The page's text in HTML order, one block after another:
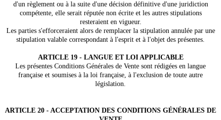
d'un règlement ou à la suite d'une décision définitive d'une juridiction
compétente, elle serait réputée non écrite et les autres stipulations
resteraient en vigueur.
Les parties s'efforceraient alors de remplacer la stipulation annulée par une
stipulation valable correspondant à l'esprit et à l'objet des présentes.
ARTICLE 19 - LANGUE ET LOI APPLICABLE
Les présentes Conditions Générales de Vente sont rédigées en langue
française et soumises à la loi française, à l'exclusion de toute autre
législation.
ARTICLE 20 - ACCEPTATION DES CONDITIONS GÉNÉRALES DE